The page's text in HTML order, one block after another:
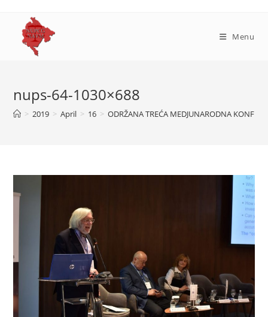
content
Menu
nups-64-1030×688
> 2019 > April > 16 > ODRŽANA TREĆA MEDJUNARODNA